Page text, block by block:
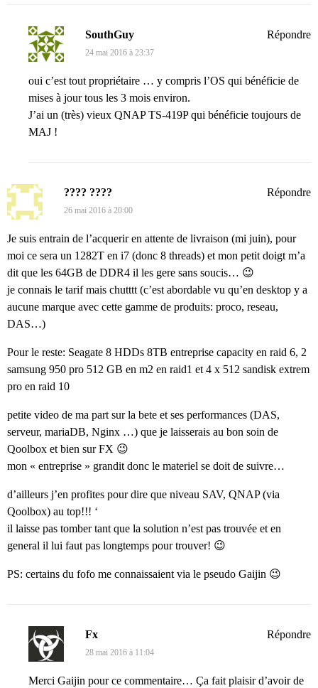
SouthGuy
24 mai 2016 à 23:37
oui c’est tout propriétaire … y compris l’OS qui bénéficie de
mises à jour tous les 3 mois environ.
J’ai un (très) vieux QNAP TS-419P qui bénéficie toujours de
MAJ !
Répondre
???? ????
26 mai 2016 à 20:00
Je suis entrain de l’acquerir en attente de livraison (mi juin), pour
moi ce sera un 1282T en i7 (donc 8 threads) et mon petit doigt m’a
dit que les 64GB de DDR4 il les gere sans soucis… 😉
je connais le tarif mais chutttt (c’est abordable vu qu’en desktop y a
aucune marque avec cette gamme de produits: proco, reseau,
DAS…)
Pour le reste: Seagate 8 HDDs 8TB entreprise capacity en raid 6, 2
samsung 950 pro 512 GB en m2 en raid1 et 4 x 512 sandisk extrem
pro en raid 10
petite video de ma part sur la bete et ses performances (DAS,
serveur, mariaDB, Nginx …) que je laisserais au bon soin de
Qoolbox et bien sur FX 😉
mon « entreprise » grandit donc le materiel se doit de suivre…
d’ailleurs j’en profites pour dire que niveau SAV, QNAP (via
Qoolbox) au top!!! ‘
il laisse pas tomber tant que la solution n’est pas trouvée et en
general il lui faut pas longtemps pour trouver! 😉
PS: certains du fofo me connaissaient via le pseudo Gaijin 😉
Répondre
Fx
28 mai 2016 à 11:04
Merci Gaijin pour ce commentaire… Ça fait plaisir d’avoir de
Répondre